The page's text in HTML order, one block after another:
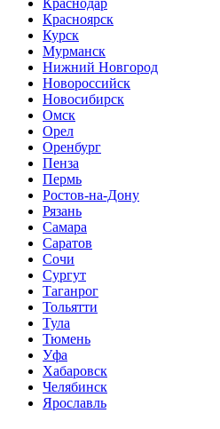
Красноярск
Курск
Мурманск
Нижний Новгород
Новороссийск
Новосибирск
Омск
Орел
Оренбург
Пенза
Пермь
Ростов-на-Дону
Рязань
Самара
Саратов
Сочи
Сургут
Таганрог
Тольятти
Тула
Тюмень
Уфа
Хабаровск
Челябинск
Ярославль